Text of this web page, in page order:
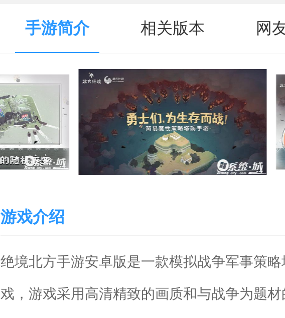
手游简介 相关版本 网
游戏介绍
绝境北方手游安卓版是一款模拟战争军事策
戏，游戏采用高清精致的画质和与战争为题